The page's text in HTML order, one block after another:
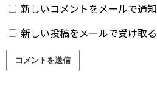
新しいコメントをメールで通知
新しい投稿をメールで受け取る